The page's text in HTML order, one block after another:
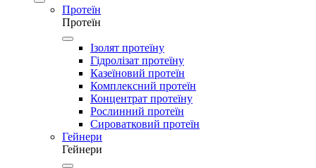
Протеїн
Протеїн
Ізолят протеїну
Гідролізат протеїну
Казеїновий протеїн
Комплексний протеїн
Концентрат протеїну
Рослинний протеїн
Сироватковий протеїн
Гейнери
Гейнери